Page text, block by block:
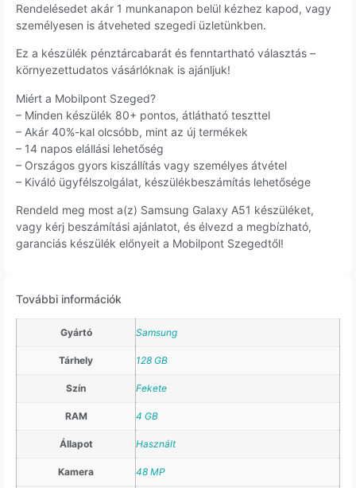
Rendelésedet akár 1 munkanapon belül kézhez kapod, vagy
személyesen is átveheted szegedi üzletünkben.
Ez a készülék pénztárcabarát és fenntartható választás –
környezettudatos vásárlóknak is ajánljuk!
Miért a Mobilpont Szeged?
– Minden készülék 80+ pontos, átlátható teszttel
– Akár 40%-kal olcsóbb, mint az új termékek
– 14 napos elállási lehetőség
– Országos gyors kiszállítás vagy személyes átvétel
– Kiváló ügyfélszolgálat, készülékbeszámítás lehetősége
Rendeld meg most a(z) Samsung Galaxy A51 készüléket,
vagy kérj beszámítási ajánlatot, és élvezd a megbízható,
garanciás készülék előnyeit a Mobilpont Szegedtől!
További információk
Gyártó Samsung
Tárhely 128 GB
Szín Fekete
RAM 4 GB
Állapot Használt
Kamera 48 MP